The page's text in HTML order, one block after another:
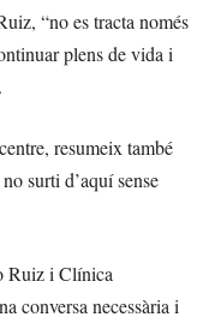
“no es tracta només
plens de vida i
resumeix també
surti d’aquí sense
Ruiz i Clínica
conversa necessària i